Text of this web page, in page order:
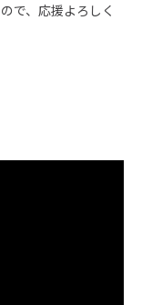
で、応援よろしく